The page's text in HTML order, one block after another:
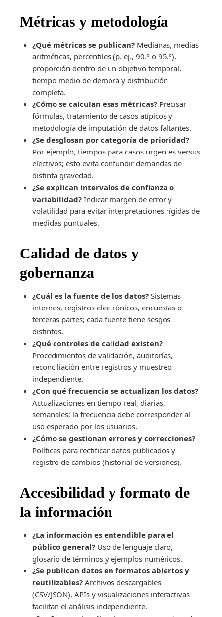
Métricas y metodología
¿Qué métricas se publican? Medianas, medias
aritméticas, percentiles (p. ej., 90.º o 95.º),
proporción dentro de un objetivo temporal,
tiempo medio de demora y distribución
completa.
¿Cómo se calculan esas métricas? Precisar
fórmulas, tratamiento de casos atípicos y
metodología de imputación de datos faltantes.
¿Se desglosan por categoría de prioridad?
Por ejemplo, tiempos para casos urgentes versus
electivos; esto evita confundir demandas de
distinta gravedad.
¿Se explican intervalos de confianza o
variabilidad? Indicar margen de error y
volatilidad para evitar interpretaciones rígidas de
medidas puntuales.
Calidad de datos y
gobernanza
¿Cuál es la fuente de los datos? Sistemas
internos, registros electrónicos, encuestas o
terceras partes; cada fuente tiene sesgos
distintos.
¿Qué controles de calidad existen?
Procedimientos de validación, auditorías,
reconciliación entre registros y muestreo
independiente.
¿Con qué frecuencia se actualizan los datos?
Actualizaciones en tiempo real, diarias,
semanales; la frecuencia debe corresponder al
uso esperado por los usuarios.
¿Cómo se gestionan errores y correcciones?
Políticas para rectificar datos publicados y
registro de cambios (historial de versiones).
Accesibilidad y formato de
la información
¿La información es entendible para el
público general? Uso de lenguaje claro,
glosario de términos y ejemplos numéricos.
¿Se publican datos en formatos abiertos y
reutilizables? Archivos descargables
(CSV/JSON), APIs y visualizaciones interactivas
facilitan el análisis independiente.